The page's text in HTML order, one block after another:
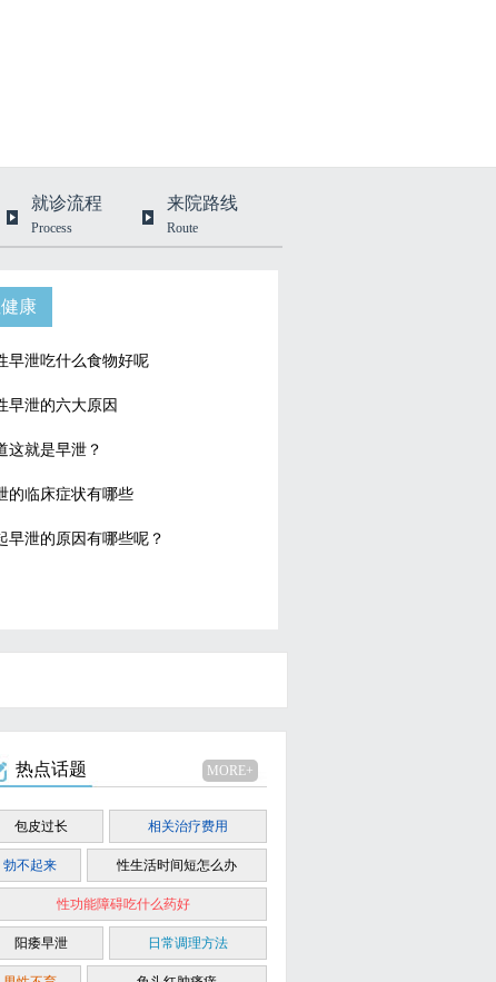
就诊流程
Process
来院路线
Route
康
早泄吃什么食物好呢
早泄的六大原因
这就是早泄？
的临床症状有哪些
早泄的原因有哪些呢？
热点话题 MORE+
包皮过长 相关治疗费用
勃不起来 性生活时间短怎么办
性功能障碍吃什么药好
阳痿早泄 日常调理方法